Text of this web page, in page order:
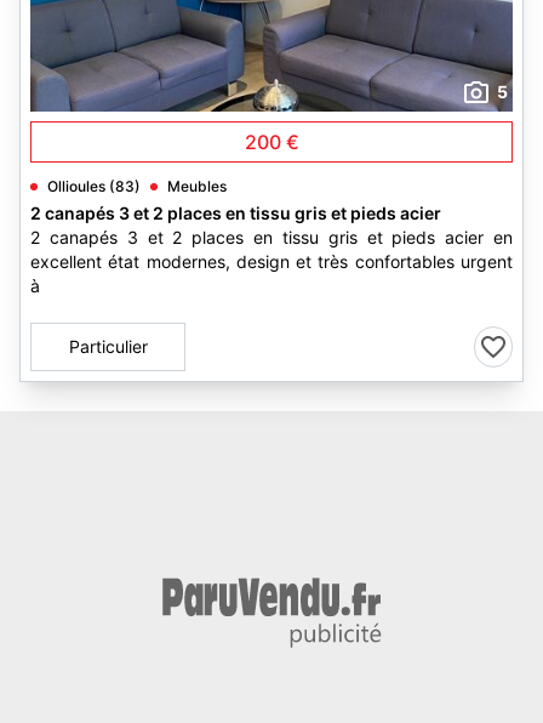
5
200 €
Ollioules (83) Meubles
2 canapés 3 et 2 places en tissu gris et pieds acier
2 canapés 3 et 2 places en tissu gris et pieds acier en
excellent état modernes, design et très confortables urgent
à
Particulier